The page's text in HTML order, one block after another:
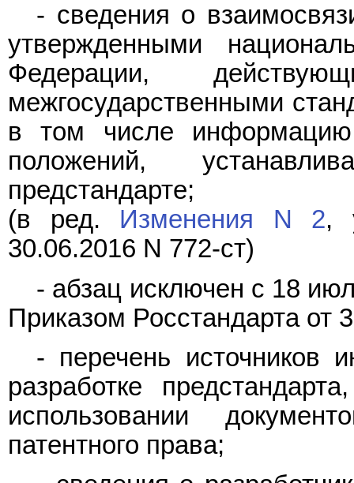
- сведения о
утвержденными
Федерации,
межгосударственными
в том числе
положений,
предстандарте;
(в ред. Изменения N 2,
30.06.2016 N 772-ст)
- абзац исключен с 18
Приказом Росстандарта от
- перечень источников
разработке
использовании
патентного права;